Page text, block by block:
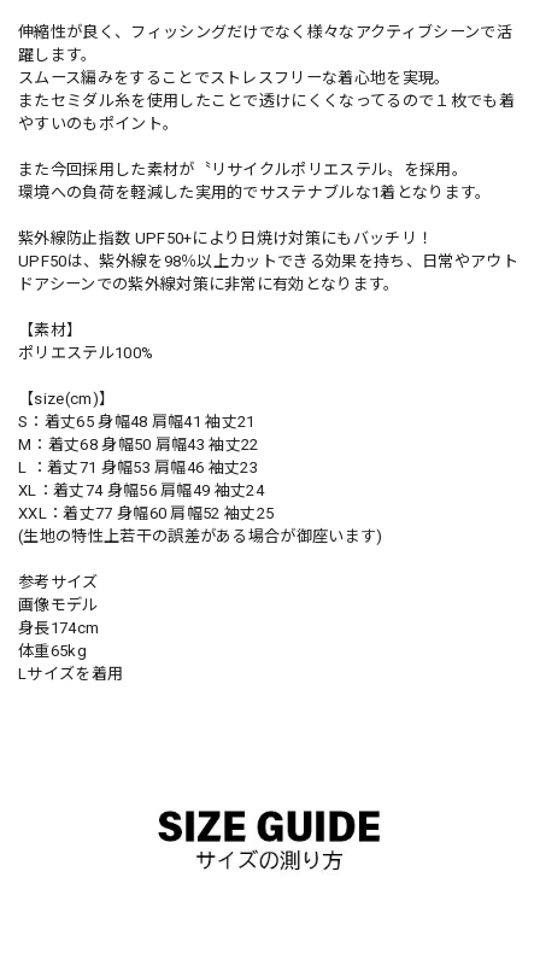
伸縮性が良く、フィッシングだけでなく様々なアクティブシーンで活
躍します。
スムース編みをすることでストレスフリーな着心地を実現。
またセミダル糸を使用したことで透けにくくなってるので１枚でも着
やすいのもポイント。
また今回採用した素材が〝リサイクルポリエステル〟を採用。
環境への負荷を軽減した実用的でサステナブルな1着となります。
紫外線防止指数 UPF50+により日焼け対策にもバッチリ！
UPF50は、紫外線を98％以上カットできる効果を持ち、日常やアウト
ドアシーンでの紫外線対策に非常に有効となります。
【素材】
ポリエステル100%
【size(cm)】
S：着丈65 身幅48 肩幅41 袖丈21
M：着丈68 身幅50 肩幅43 袖丈22
L ：着丈71 身幅53 肩幅46 袖丈23
XL：着丈74 身幅56 肩幅49 袖丈24
XXL：着丈77 身幅60 肩幅52 袖丈25
(生地の特性上若干の誤差がある場合が御座います)
参考サイズ
画像モデル
身長174cm
体重65kg
Lサイズを着用